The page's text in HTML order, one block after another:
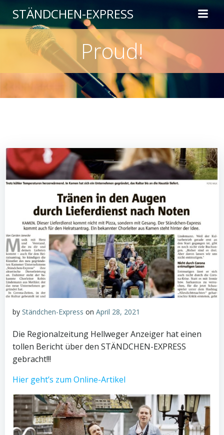
Inhalt
springen
STÄNDCHEN-EXPRESS
Proud!
by Ständchen-Express on April 28, 2021
Die Regionalzeitung Hellweger Anzeiger hat einen
tollen Bericht über den STÄNDCHEN-EXPRESS
gebracht!!!
Hier geht’s zum Online-Artikel